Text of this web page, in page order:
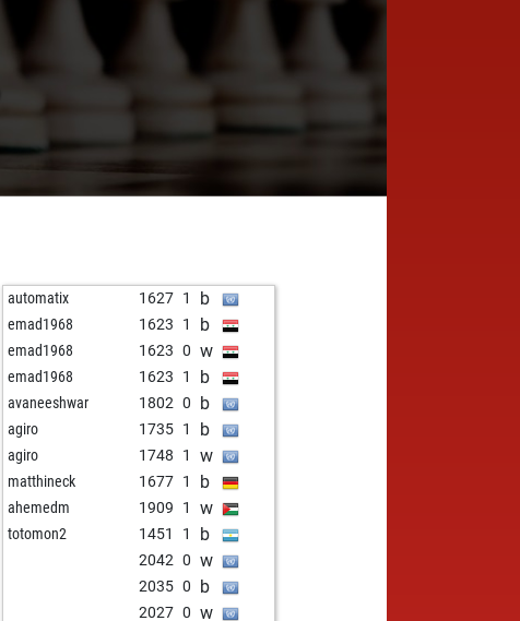
automatix 1627 1 b
emad1968 1623 1 b
emad1968 1623 0 w
emad1968 1623 1 b
avaneeshwar 1802 0 b
agiro 1735 1 b
agiro 1748 1 w
matthineck 1677 1 b
ahemedm 1909 1 w
totomon2 1451 1 b
2042 0 w
2035 0 b
2027 0 w